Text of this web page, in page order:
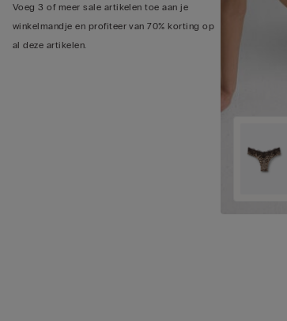
Voeg 3 of meer sale artikelen toe aan je
winkelmandje en profiteer van 70% korting op
al deze artikelen.